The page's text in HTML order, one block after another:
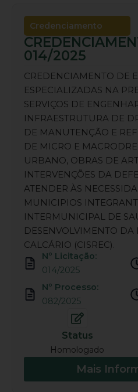
Credenciamento
014/2025
CREDENCIAMENTO DE
ESPECIALIZADAS NA
SERVIÇOS DE
INFRAESTRUTURA DE
DE MANUTENÇÃO E
DE MICRO E
URBANO, OBRAS DE
INTERVENÇÕES DA
ATENDER ÀS
MUNICIPIOS
INTERMUNICIPAL DE
DESENVOLVIMENTO DA
CALCÁRIO (CISREC).
Nº Licitação:
014/2025
Nº Processo:
082/2025
Status
Homologado
Mais